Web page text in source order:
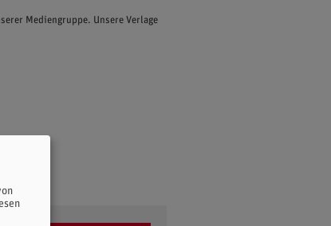
Mediengruppe. Unsere Verlage